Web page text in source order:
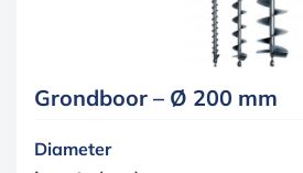
Grondboor – Ø 200 mm
Diameter